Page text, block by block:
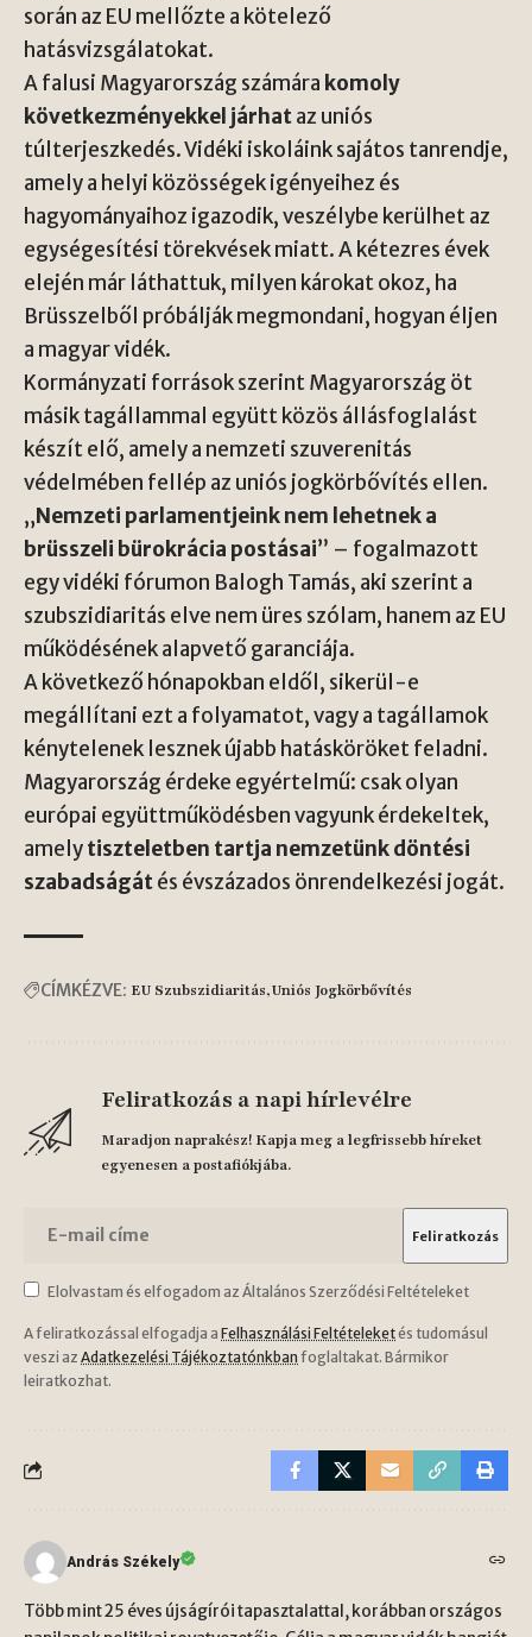
során az EU mellőzte a kötelező
hatásvizsgálatokat.
A falusi Magyarország számára komoly
következményekkel járhataz uniós
túlterjeszkedés. Vidéki iskoláink sajátos tanrendje,
amely a helyi közösségek igényeihez és
hagyományaihoz igazodik, veszélybe kerülhet az
egységesítési törekvések miatt. A kétezres évek
elején már láthattuk, milyen károkat okoz, ha
Brüsszelből próbálják megmondani, hogyan éljen
a magyar vidék.
Kormányzati források szerint Magyarország öt
másik tagállammal együtt közös állásfoglalást
készít elő, amely a nemzeti szuverenitás
védelmében fellép az uniós jogkörbővítés ellen.
„Nemzeti parlamentjeink nem lehetnek a
brüsszeli bürokrácia postásai” – fogalmazott
egy vidéki fórumon Balogh Tamás, aki szerint a
szubszidiaritás elve nem üres szólam, hanem az EU
működésének alapvető garanciája.
A következő hónapokban eldől, sikerül-e
megállítani ezt a folyamatot, vagy a tagállamok
kénytelenek lesznek újabb hatásköröket feladni.
Magyarország érdeke egyértelmű: csak olyan
európai együttműködésben vagyunk érdekeltek,
amelytiszteletben tartja nemzetünk döntési
szabadságátés évszázados önrendelkezési jogát.
CÍMKÉZVE: EU Szubszidiaritás Uniós Jogkörbővítés
Feliratkozás a napi hírlevélre
Maradjon naprakész! Kapja meg a legfrissebb híreket
egyenesen a postafiókjába.
Elolvastam és elfogadom az Általános Szerződési Feltételeket
A feliratkozással elfogadja a Felhasználási Feltételeketés tudomásul
veszi az Adatkezelési Tájékoztatónkban foglaltakat. Bármikor
leiratkozhat.
András Székely
Több mint 25 éves újságírói tapasztalattal, korábban országos